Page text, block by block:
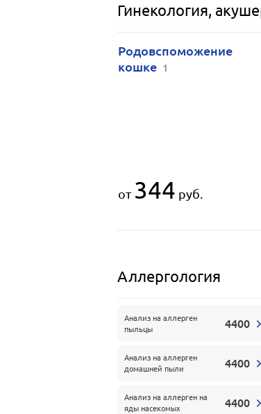
надзорной инстанции
по административному
10000
Гинекология,
Родовспоможение
кошке 1
от 344 руб.
Аллергология
Анализ на аллерген
пыльцы
4400
Анализ на аллерген
домашней пыли
4400
Анализ на аллерген на
яды насекомых
4400